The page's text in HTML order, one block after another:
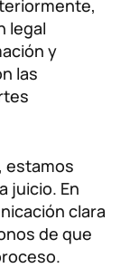
legal
y
las
estamos
juicio. En
clara
de que